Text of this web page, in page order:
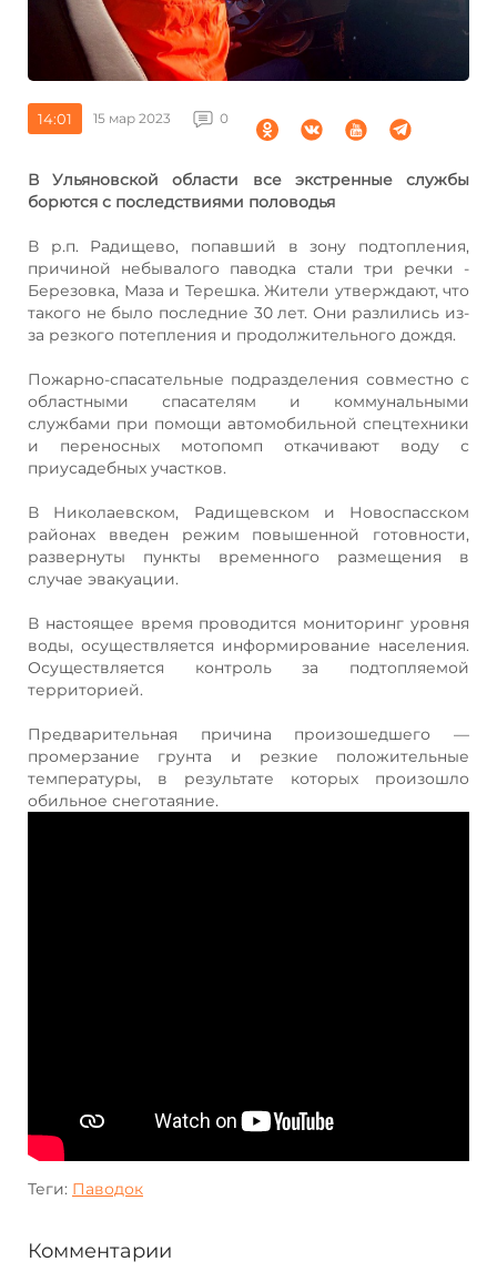
14:01 15 мар 2023 0
В Ульяновской области все экстренные службы
борются с последствиями половодья
В р.п. Радищево, попавший в зону подтопления,
причиной небывалого паводка стали три речки -
Березовка, Маза и​ Терешка. Жители утверждают, что
такого не было последние 30 лет. Они разлились из-
за резкого потепления и продолжительного дождя.
Пожарно-спасательные подразделения совместно с
областными спасателям и​ коммунальными
службами​ при помощи автомобильной спецтехники
и переносных мотопомп откачивают воду с
приусадебных участков.
В Николаевском, Радищевском и Новоспасском
районах введен режим повышенной готовности,
развернуты пункты временного размещения в
случае эвакуации.
В настоящее время проводится мониторинг уровня
воды, осуществляется информирование населения.
Осуществляется контроль за подтопляемой
территорией.
Предварительная причина произошедшего —
промерзание грунта и резкие положительные
температуры, в результате которых произошло
обильное снеготаяние.
Теги: Паводок
Комментарии